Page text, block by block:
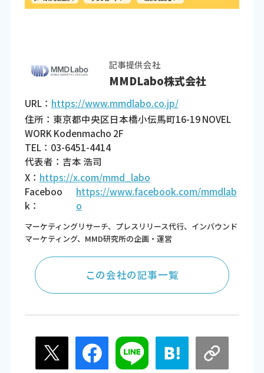
記事提供会社
MMDLabo株式会社
URL： https://www.mmdlabo.co.jp/
住所：東京都中央区日本橋小伝馬町16-19 NOVEL
WORK Kodenmacho 2F
TEL：03-6451-4414
代表者：吉本 浩司
X： https://x.com/mmd_labo
Faceboo
k：
https://www.facebook.com/mmdlab
o
マーケティングリサーチ、プレスリリース代行、インバウンド
マーケティング、MMD研究所の企画・運営
この会社の記事一覧